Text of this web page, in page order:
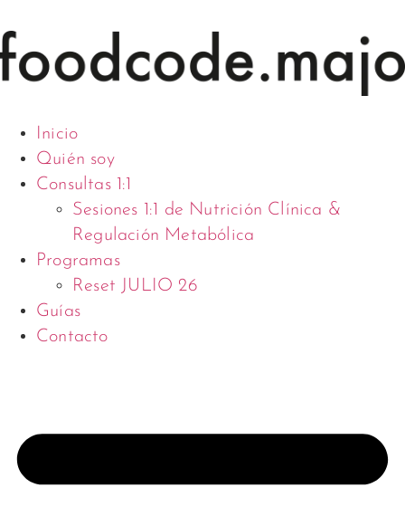
Inicio
Quién soy
Consultas 1:1
Sesiones 1:1 de Nutrición Clínica &
Regulación Metabólica
Programas
Reset JULIO 26
Guías
Contacto